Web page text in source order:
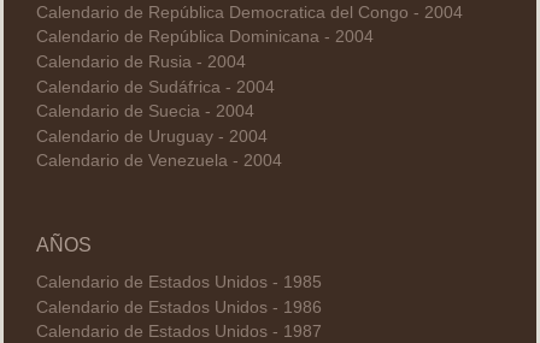
Calendario de República Democratica del Congo - 2004
Calendario de República Dominicana - 2004
Calendario de Rusia - 2004
Calendario de Sudáfrica - 2004
Calendario de Suecia - 2004
Calendario de Uruguay - 2004
Calendario de Venezuela - 2004
AÑOS
Calendario de Estados Unidos - 1985
Calendario de Estados Unidos - 1986
Calendario de Estados Unidos - 1987